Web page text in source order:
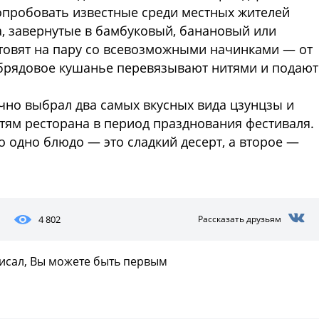
известные среди местных жителей
завернутые в бамбуковый, банановый или
на пару со всевозможными начинками — от
кушанье перевязывают нитями и
выбрал два самых вкусных вида цзунцзы и
ресторана в период празднования фестиваля.
одно блюдо — это сладкий десерт, а второе —
4 802 Рассказать друзьям
Вы можете быть первым